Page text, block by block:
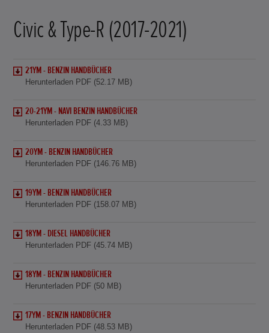
Civic & Type-R (2017-2021)
21YM - BENZIN HANDBÜCHER
Herunterladen PDF (52.17 MB)
20-21YM - NAVI BENZIN HANDBÜCHER
Herunterladen PDF (4.33 MB)
20YM - BENZIN HANDBÜCHER
Herunterladen PDF (146.76 MB)
19YM - BENZIN HANDBÜCHER
Herunterladen PDF (158.07 MB)
18YM - DIESEL HANDBÜCHER
Herunterladen PDF (45.74 MB)
18YM - BENZIN HANDBÜCHER
Herunterladen PDF (50 MB)
17YM - BENZIN HANDBÜCHER
Herunterladen PDF (48.53 MB)